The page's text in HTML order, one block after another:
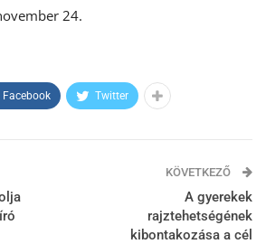
24.
Facebook Twitter
KÖVETKEZŐ
A gyerekek
rajztehetségének
kibontakozása a cél